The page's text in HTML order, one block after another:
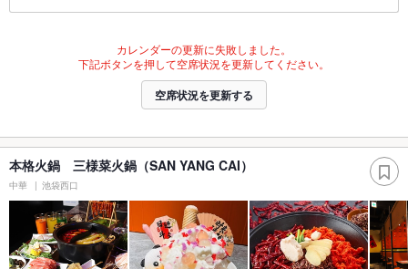
カレンダーの更新に失敗しました。
下記ボタンを押して空席状況を更新してください。
空席状況を更新する
本格火鍋 三様菜火鍋（SAN YANG CAI）
中華 池袋西口